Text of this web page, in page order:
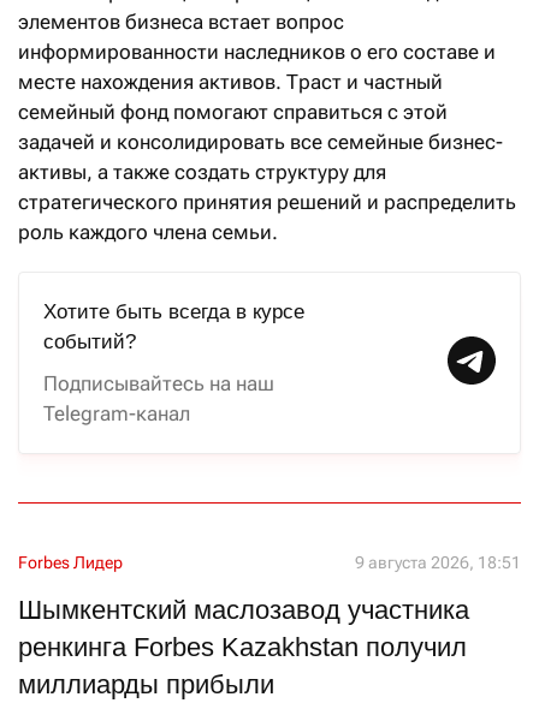
элементов бизнеса встает воп­рос
информированности наследников о его составе и
месте нахождения активов. Траст и частный
семейный фонд помогают справиться с этой
задачей и консолидировать все семейные бизнес-
активы, а также создать структуру для
стратегического принятия решений и распределить
роль каждого члена семьи.
Хотите быть всегда в курсе
событий?
Подписывайтесь на наш
Telegram-канал
Forbes Лидер 9 августа 2026, 18:51
Шымкентский маслозавод участника
ренкинга Forbes Kazakhstan получил
миллиарды прибыли